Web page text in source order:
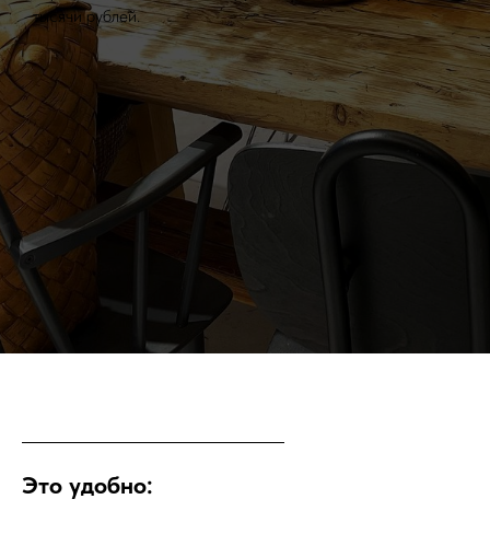
тысячи рублей.
Это удобно: